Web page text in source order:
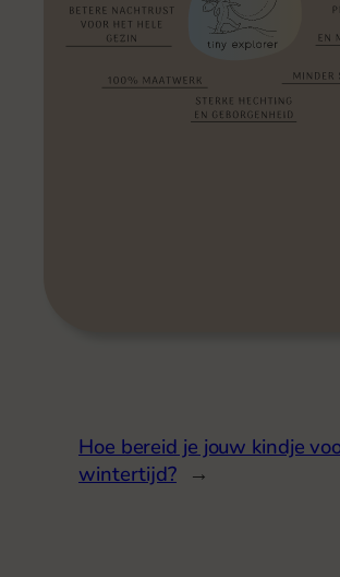
Hoe bereid je jouw kindje
wintertijd? →